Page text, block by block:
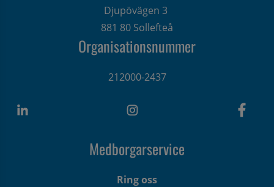
Djupövägen 3
881 80 Sollefteå
Organisationsnummer
212000-2437
Medborgarservice
Ring oss